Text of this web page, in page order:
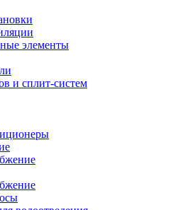
элементы
и сплит-систем